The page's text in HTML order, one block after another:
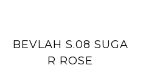
BEVLAH S.08 SUGA
R ROSE